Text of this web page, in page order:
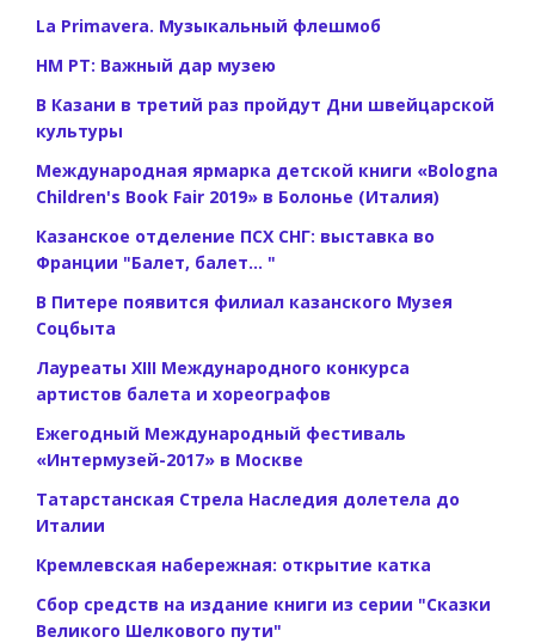
La Primavera. Музыкальный флешмоб
НМ РТ: Важный дар музею
В Казани в третий раз пройдут Дни швейцарской
культуры
Международная ярмарка детской книги «Bologna
Children's Book Fair 2019» в Болонье (Италия)
Казанское отделение ПСХ СНГ: выставка во
Франции "Балет, балет... "
В Питере появится филиал казанского Музея
Соцбыта
Лауреаты XIII Международного конкурса
артистов балета и хореографов
Ежегодный Международный фестиваль
«Интермузей-2017» в Москве
Татарстанская Стрела Наследия долетела до
Италии
Кремлевская набережная: открытие катка
Сбор средств на издание книги из серии "Сказки
Великого Шелкового пути"